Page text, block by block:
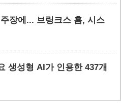
장에... 브링크스 홈, 시스
생성형 AI가 인용한 437개